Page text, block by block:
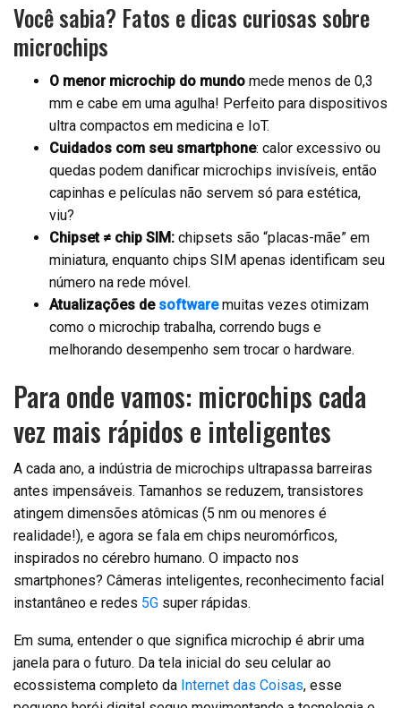
Você sabia? Fatos e dicas curiosas sobre
microchips
O menor microchip do mundo mede menos de 0,3
mm e cabe em uma agulha! Perfeito para dispositivos
ultra compactos em medicina e IoT.
Cuidados com seu smartphone: calor excessivo ou
quedas podem danificar microchips invisíveis, então
capinhas e películas não servem só para estética,
viu?
Chipset ≠ chip SIM: chipsets são “placas-mãe” em
miniatura, enquanto chips SIM apenas identificam seu
número na rede móvel.
Atualizações de softwaremuitas vezes otimizam
como o microchip trabalha, correndo bugs e
melhorando desempenho sem trocar o hardware.
Para onde vamos: microchips cada
vez mais rápidos e inteligentes
A cada ano, a indústria de microchips ultrapassa barreiras
antes impensáveis. Tamanhos se reduzem, transistores
atingem dimensões atômicas (5 nm ou menores é
realidade!), e agora se fala em chips neuromórficos,
inspirados no cérebro humano. O impacto nos
smartphones? Câmeras inteligentes, reconhecimento facial
instantâneo e redes 5G super rápidas.
Em suma, entender o que significa microchip é abrir uma
janela para o futuro. Da tela inicial do seu celular ao
ecossistema completo da Internet das Coisas, esse